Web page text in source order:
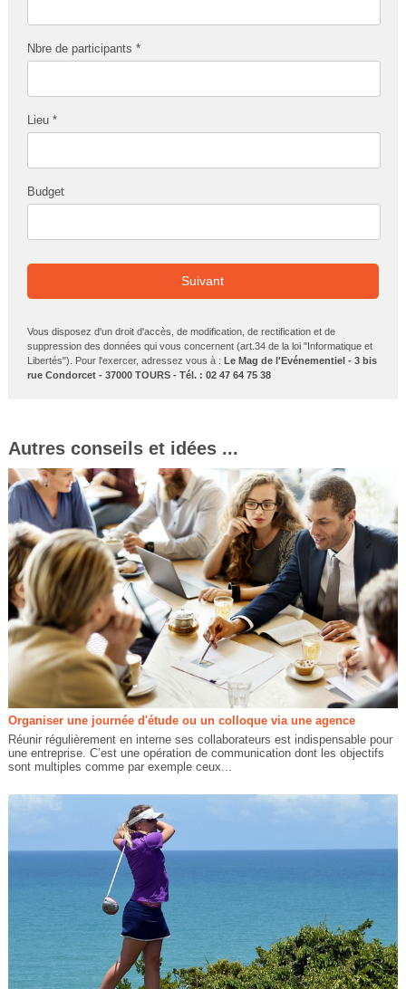
Nbre de participants *
Lieu *
Budget
Suivant
Vous disposez d'un droit d'accès, de modification, de rectification et de
suppression des données qui vous concernent (art.34 de la loi "Informatique et
Libertés"). Pour l'exercer, adressez vous à :Le Mag de l'Evénementiel - 3 bis
rue Condorcet - 37000 TOURS - Tél. : 02 47 64 75 38
Autres conseils et idées ...
Organiser une journée d'étude ou un colloque via une agence
Réunir régulièrement en interne ses collaborateurs est indispensable pour
une entreprise. C’est une opération de communication dont les objectifs
sont multiples comme par exemple ceux...